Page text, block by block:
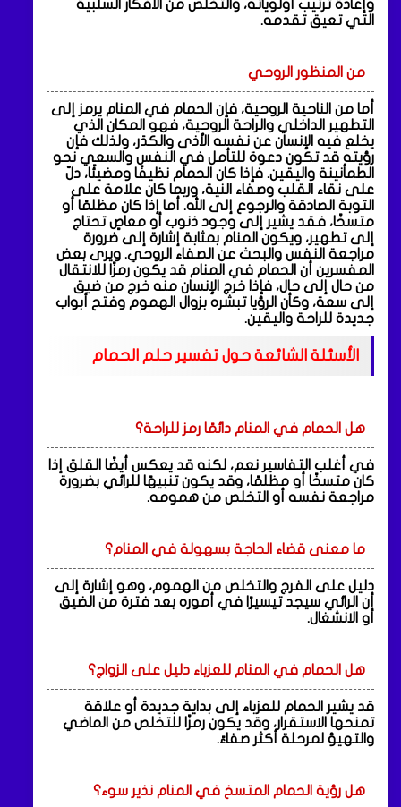
وإعادة ترتيب أولوياته، والتخلص من الأفكار السلبية
التي تعيق تقدمه.
من المنظور الروحي
أما من الناحية الروحية، فإن الحمام في المنام يرمز إلى
التطهير الداخلي والراحة الروحية، فهو المكان الذي
يخلع فيه الإنسان عن نفسه الأذى والكدَر، ولذلك فإن
رؤيته قد تكون دعوة للتأمل في النفس والسعي نحو
الطمأنينة واليقين. فإذا كان الحمام نظيفًا ومضيئًا، دلّ
على نقاء القلب وصفاء النية، وربما كان علامة على
التوبة الصادقة والرجوع إلى الله. أما إذا كان مظلمًا أو
متسخًا، فقد يشير إلى وجود ذنوب أو معاصٍ تحتاج
إلى تطهير، ويكون المنام بمثابة إشارة إلى ضرورة
مراجعة النفس والبحث عن الصفاء الروحي. ويرى بعض
المفسرين أن الحمام في المنام قد يكون رمزًا للانتقال
من حال إلى حال، فإذا خرج الإنسان منه خرج من ضيق
إلى سعة، وكأن الرؤيا تبشره بزوال الهموم وفتح أبواب
جديدة للراحة واليقين.
الأسئلة الشائعة حول تفسير حلم الحمام
هل الحمام في المنام دائمًا رمز للراحة؟
في أغلب التفاسير نعم، لكنه قد يعكس أيضًا القلق إذا
كان متسخًا أو مظلمًا، وقد يكون تنبيهًا للرائي بضرورة
مراجعة نفسه أو التخلص من همومه.
ما معنى قضاء الحاجة بسهولة في المنام؟
دليل على الفرج والتخلص من الهموم، وهو إشارة إلى
أن الرائي سيجد تيسيرًا في أموره بعد فترة من الضيق
أو الانشغال.
هل الحمام في المنام للعزباء دليل على الزواج؟
قد يشير الحمام للعزباء إلى بداية جديدة أو علاقة
تمنحها الاستقرار، وقد يكون رمزًا للتخلص من الماضي
والتهيؤ لمرحلة أكثر صفاءً.
هل رؤية الحمام المتسخ في المنام نذير سوء؟